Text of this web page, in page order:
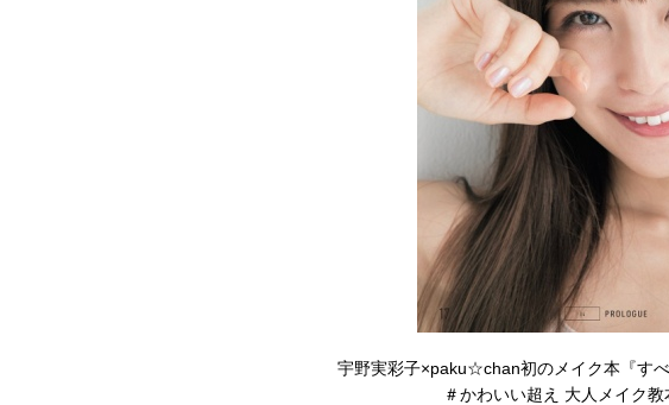
宇野実彩子×paku☆chan初のメイク本『す
＃かわいい超え 大人メイク教